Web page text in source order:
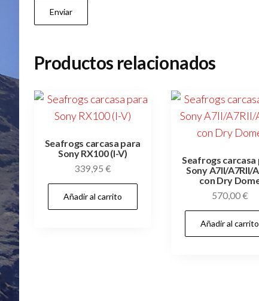
Productos relacionados
Seafrogs carcasa para
Sony RX100 (I-V)
339,95 €
Añadir al carrito
Seafrogs carcasa
Sony A7II/A7RII/
con Dry
570,00€
Añadir al carrito